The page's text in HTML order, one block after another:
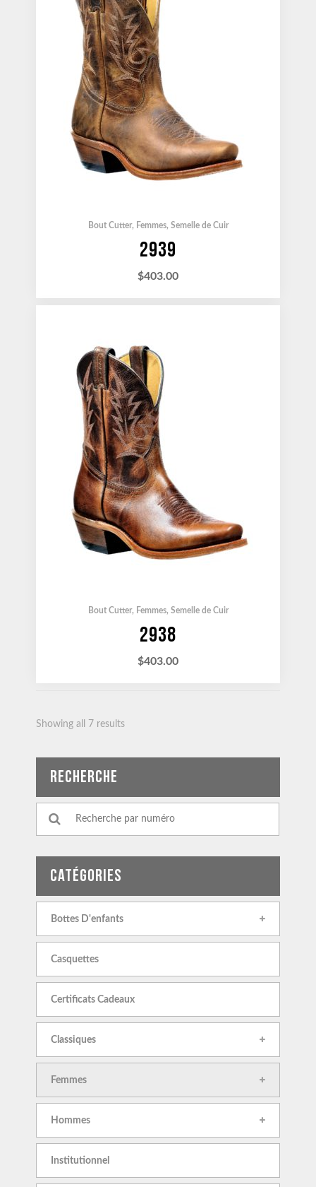
RECHERCHE
CATÉGORIES
Bottes D'enfants
Casquettes
Certificats Cadeaux
Classiques
Femmes
Hommes
Institutionnel
Bout Cutter, Femmes, Semelle de Cuir
2939
$403.00
Bout Cutter, Femmes, Semelle de Cuir
2938
$403.00
Showing all 7 results